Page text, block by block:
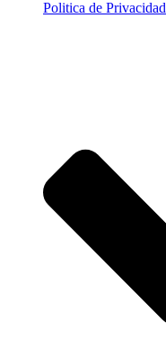
Politica de Privacidad